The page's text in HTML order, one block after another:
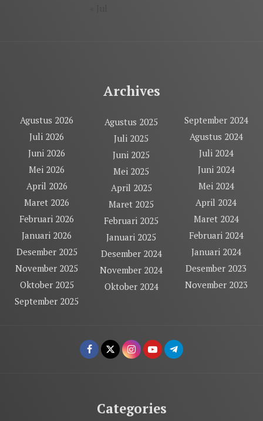
Archives
Agustus 2026
Juli 2026
Juni 2026
Mei 2026
April 2026
Maret 2026
Februari 2026
Januari 2026
Desember 2025
November 2025
Oktober 2025
September 2025
Agustus 2025
Juli 2025
Juni 2025
Mei 2025
April 2025
Maret 2025
Februari 2025
Januari 2025
Desember 2024
November 2024
Oktober 2024
September 2024
Agustus 2024
Juli 2024
Juni 2024
Mei 2024
April 2024
Maret 2024
Februari 2024
Januari 2024
Desember 2023
November 2023
Categories